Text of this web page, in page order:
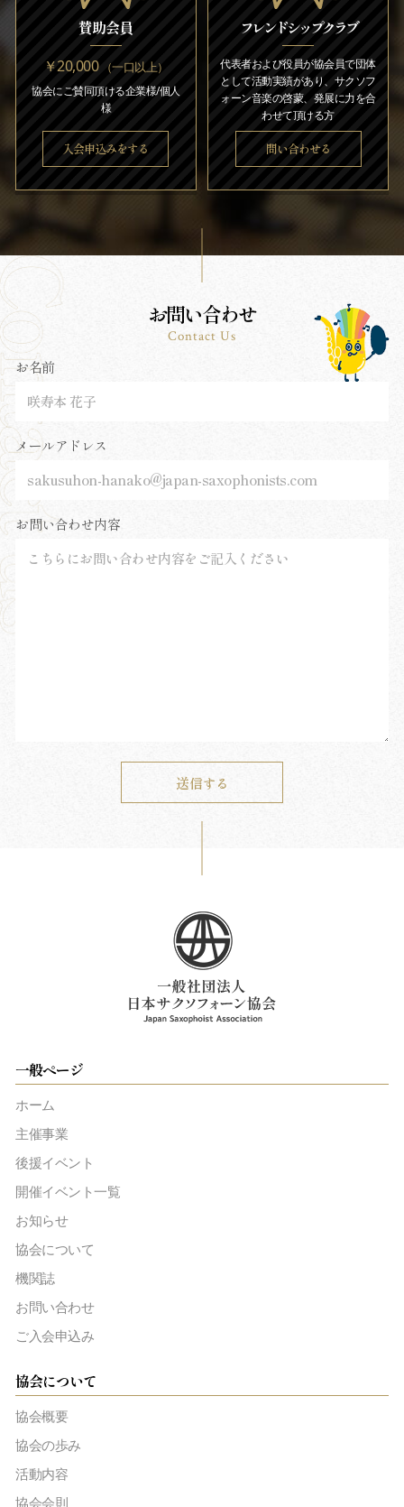
賛助会員
￥20,000（一口以上）
協会にご賛同頂ける企業様/個人
様
入会申込みをする
フレンドシップクラブ
代表者および役員が協会員で団体
として活動実績があり、サクソフ
ォーン音楽の啓蒙、発展に力を合
わせて頂ける方
問い合わせる
お問い合わせ
Contact Us
お名前
メールアドレス
お問い合わせ内容
一般ページ
ホーム
主催事業
後援イベント
開催イベント一覧
お知らせ
協会について
機関誌
お問い合わせ
ご入会申込み
協会について
協会概要
協会の歩み
活動内容
協会会則